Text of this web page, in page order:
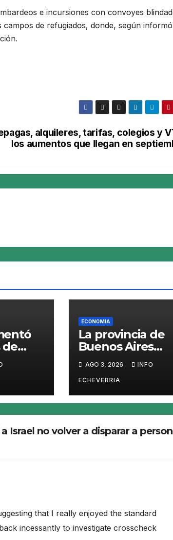
e incursiones con convoyes
de refugiados, donde, según informó
alquileres, tarifas, colegios y
los aumentos que llegan en
de
la
ECONOMIA
La provincia de
Buenos Aires
beneficios
de Despegar en
régimen de
economía del
conocimiento
AGO 3, 2026 INFO
ECHEVERRIA
Israel no volver a disparar a
that I really enjoyed the standard
incessantly to investigate crosscheck